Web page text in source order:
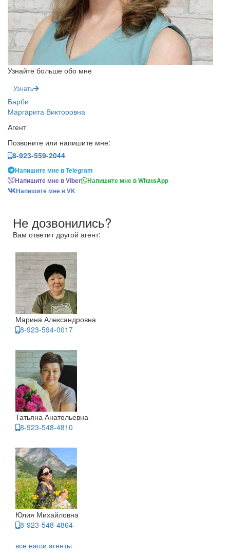
Узнайте больше обо мне
Узнать
Барби
Маргарита Викторовна
Агент
Позвоните или напишите мне:
8-923-559-2044
Напишите мне в Telegram
Напишите мне в Viber
Напишите мне в WhatsApp
Напишите мне в VK
Не дозвонились?
Вам ответит другой агент:
Марина Александровна
8-923-594-0017
Татьяна Анатольевна
8-923-548-4810
Юлия Михайловна
8-923-548-4864
все наши агенты